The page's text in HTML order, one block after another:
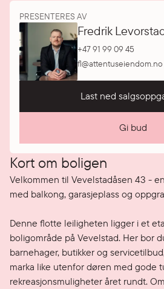
PRESENTERES AV
Fredrik
+47 91 99 09 45
fl@attentuseiendom.no
Last ned
Gi bud
Kort om boligen
Velkommen til Vevelstadåsen 43 -
med balkong, garasjeplass og
Denne flotte leiligheten ligger i et
boligområde på Vevelstad. Her bor
barnehager, butikker og
marka like utenfor døren med gode
rekreasjonsmuligheter året rundt.